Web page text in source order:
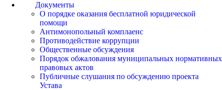
Документы
О порядке оказания бесплатной юридической
помощи
Антимонопольный комплаенс
Противодействие коррупции
Общественные обсуждения
Порядок обжалования муниципальных нормативных
правовых актов
Публичные слушания по обсуждению проекта
Устава